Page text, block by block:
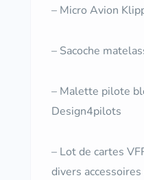
– Micro Avion
– Sacoche
– Malette pilote
Design4pilots
– Lot de cartes
divers